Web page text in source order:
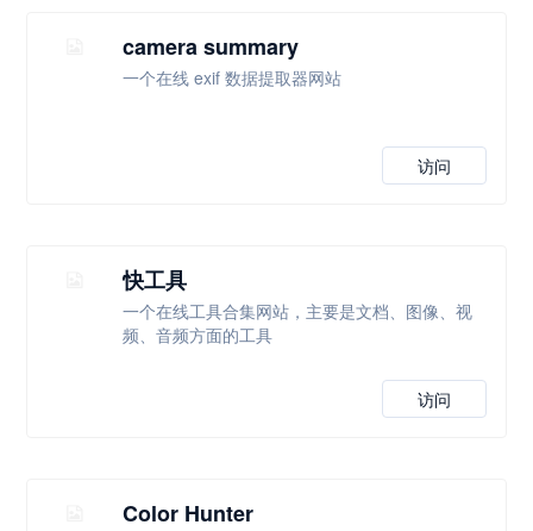
camera summary
一个在线 exif 数据提取器网站
访问
快工具
一个在线工具合集网站，主要是文档、图像、视
频、音频方面的工具
访问
Color Hunter